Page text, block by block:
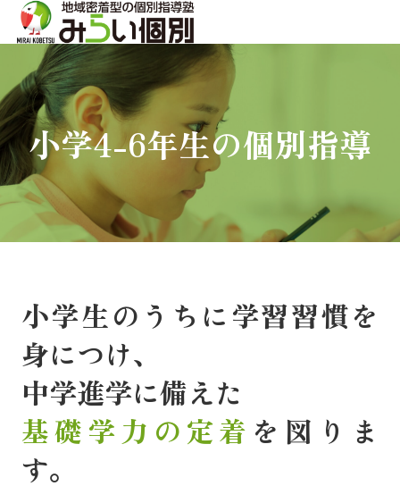
小学4-6年生の個別指導
小学生のうちに学習習慣を
身につけ、
中学進学に備えた
基礎学力の定着 を図りま
す。